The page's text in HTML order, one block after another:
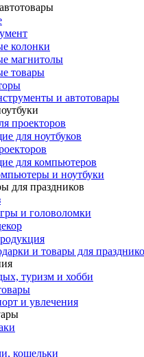
колонки
магнитолы
товары
и автотовары
проекторов
для ноутбуков
для компьютеров
и ноутбуки
для праздников
и головоломки
и товары для
туризм и хобби
и увлечения
кошельки